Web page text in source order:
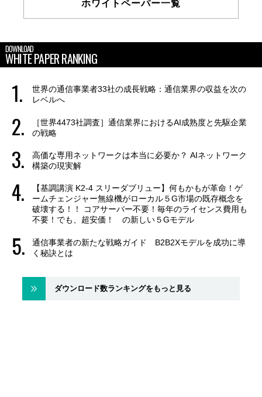
ホワイトペーパー一覧
DOWNLOAD
WHITE PAPER RANKING
世界の通信事業者33社の成長戦略：通信業界の収益を次の
レベルへ
［世界4473社調査］通信業界におけるAI成熟度と先駆企業
の戦略
高価な専用ネットワークは本当に必要か？ AIネットワーク
構築の現実解
【基調講演 K2-4 スリーダブリュー】何もかもが革命！ゲ
ームチェンジャー無線機がローカル５G市場の既存概念を
破壊する！！ コアサーバー不要！毎年のライセンス費用も
不要！でも、超安価！ の新しい５Gモデル
通信事業者の新たな戦略ガイド B2B2Xモデルを成功に導
く秘訣とは
ダウンロード数ランキングをもっと見る